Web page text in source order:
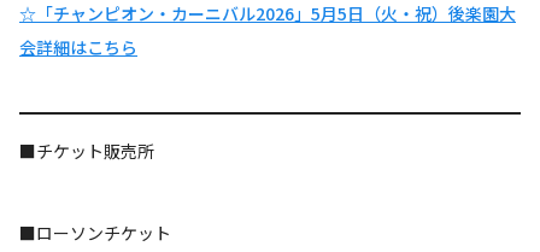
☆「チャンピオン・カーニバル2026」5月5日（火・祝）後楽園大
会詳細はこちら
■チケット販売所
■ローソンチケット